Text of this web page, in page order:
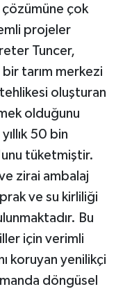
çözümüne çok
projeler
Tuncer,
tarım merkezi
oluşturan
olduğunu
50 bin
tüketmiştir.
zirai ambalaj
ve su kirliliği
Bu
için verimli
koruyan yenilikçi
döngüsel